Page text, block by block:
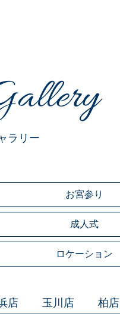
ラリー
お宮参り
成人式
ロケーション
店 玉川店 柏店